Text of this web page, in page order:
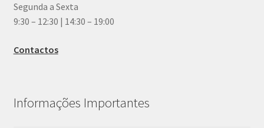
Segunda a Sexta
9:30 – 12:30 | 14:30 – 19:00
Contactos
Informações Importantes